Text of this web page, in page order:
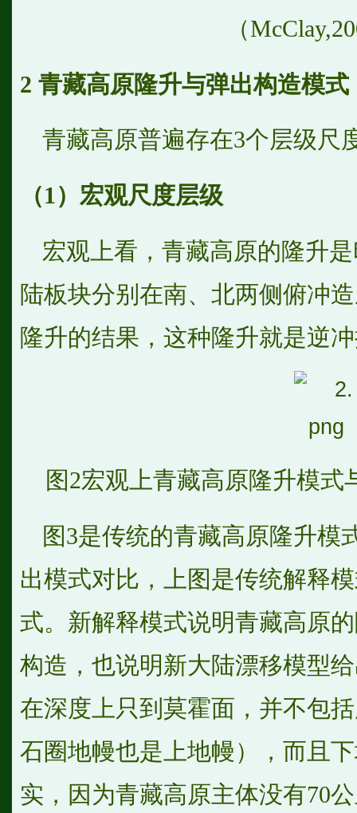
（
2 青藏高原隆升与弹出构造模式
青藏高原普遍存在3个层级尺
（1）宏观尺度层级
宏观上看，青藏高原的隆升
陆板块分别在南、北两侧俯冲
隆升的结果，这种隆升就是逆
图2宏观上青藏高原隆升模
图3是传统的青藏高原隆升模
出模式对比，上图是传统解释
式。新解释模式说明青藏高原
构造，也说明新大陆漂移模型
在深度上只到莫霍面，并不包
石圈地幔也是上地幔），而且
实，因为青藏高原主体没有70